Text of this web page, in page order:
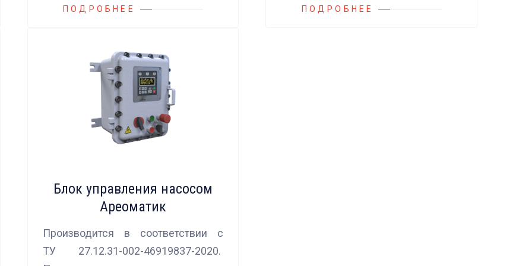
ПОДРОБНЕЕ ПОДРОБНЕЕ
Блок управления насосом
Ареоматик
Производится в соответствии с
ТУ 27.12.31-002-46919837-2020.